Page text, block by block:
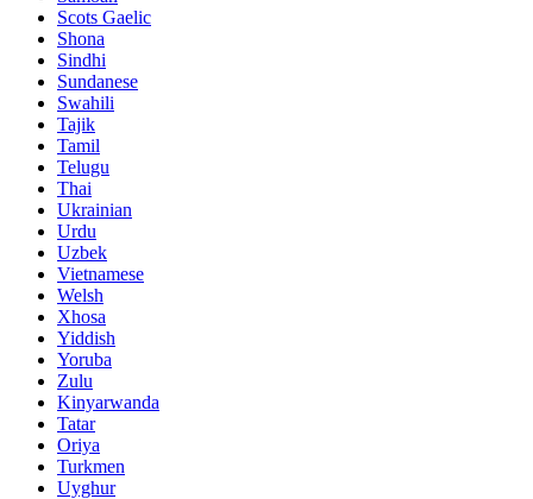
Scots Gaelic
Shona
Sindhi
Sundanese
Swahili
Tajik
Tamil
Telugu
Thai
Ukrainian
Urdu
Uzbek
Vietnamese
Welsh
Xhosa
Yiddish
Yoruba
Zulu
Kinyarwanda
Tatar
Oriya
Turkmen
Uyghur